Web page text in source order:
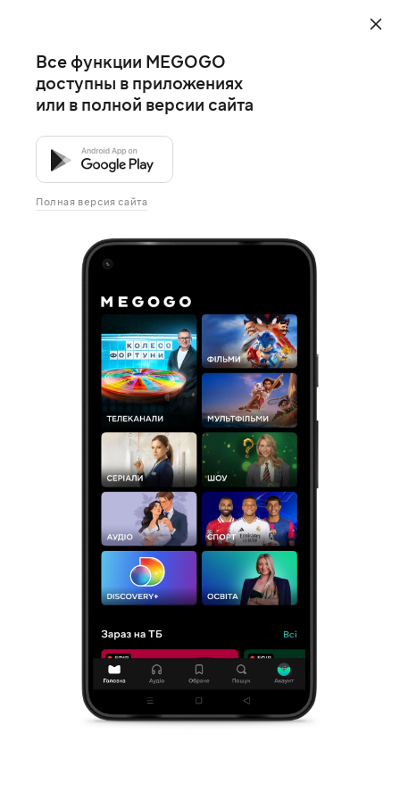
Все функции MEGOGO
доступны в приложениях
или в полной версии сайта
Полная версия сайта